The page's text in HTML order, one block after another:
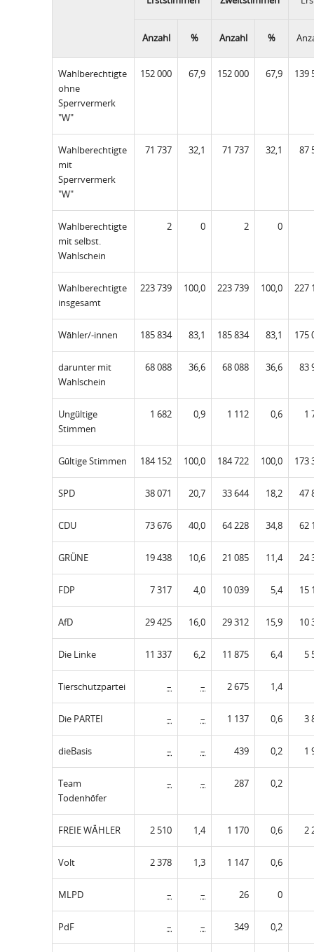
Anzahl % Anzahl %
Wahlberechtigte
ohne
Sperrvermerk
"W"
152 000 67,9 152 000 67,9 139
Wahlberechtigte
mit
Sperrvermerk
"W"
71 737 32,1 71 737 32,1 87
Wahlberechtigte
mit selbst.
Wahlschein
2 0 2 0
Wahlberechtigte
insgesamt
223 739 100,0 223 739 100,0 227
Wähler/-innen 185 834 83,1 185 834 83,1 175
darunter mit
Wahlschein
68 088 36,6 68 088 36,6 83
Ungültige
Stimmen
1 682 0,9 1 112 0,6 1
Gültige Stimmen 184 152 100,0 184 722 100,0 173
SPD 38 071 20,7 33 644 18,2 47
CDU 73 676 40,0 64 228 34,8 62
GRÜNE 19 438 10,6 21 085 11,4 24
FDP 7 317 4,0 10 039 5,4 15
AfD 29 425 16,0 29 312 15,9 10
Die Linke 11 337 6,2 11 875 6,4 5
Tierschutzpartei – – 2 675 1,4
Die PARTEI – – 1 137 0,6 3
dieBasis – – 439 0,2 1
Team
Todenhöfer
– – 287 0,2
FREIE WÄHLER 2 510 1,4 1 170 0,6 2
Volt 2 378 1,3 1 147 0,6
MLPD – – 26 0
PdF – – 349 0,2